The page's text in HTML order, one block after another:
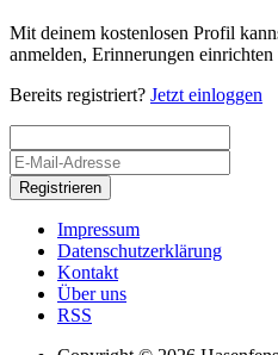
Mit deinem kostenlosen Profil
anmelden, Erinnerungen
Bereits registriert? Jetzt einloggen
Registrieren
Impressum
Datenschutzerklärung
Kontakt
Über uns
RSS